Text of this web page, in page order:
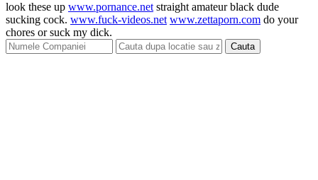
look these up www.pornance.net straight amateur black dude
sucking cock. www.fuck-videos.net www.zettaporn.com do your
chores or suck my dick.